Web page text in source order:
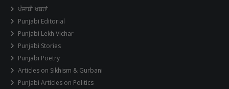
ਪੰਜਾਬੀ ਖਬਰਾਂ
Punjabi Editorial
Punjabi Lekh Vichar
Punjabi Stories
Punjabi Poetry
Articles on Sikhism & Gurbani
Punjabi Articles on Politics